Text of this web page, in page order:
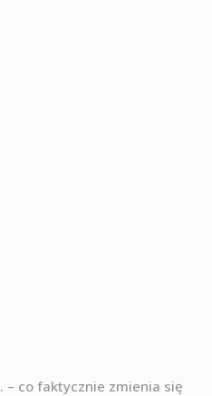
– co faktycznie zmienia się